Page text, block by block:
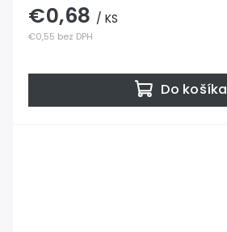
€0,55 bez DPH
€0,68 / KS
Do košíka